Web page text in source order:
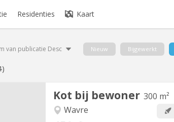
Residenties Kaart
van publicatie Desc Nieuw Bijgewerkt
Kot bij bewoner 300 m²
Wavre